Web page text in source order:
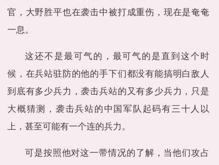
官，大野胜平也在袭击中被打成重伤，现在是奄奄
一息。
这还不是最可气的，最可气的是直到这个时
候，在兵站驻防的他的手下们都没有能搞明白敌人
到底有多少兵力，袭击兵站的又有多少兵力，只是
大概猜测，袭击兵站的中国军队起码有三十人以
上，甚至可能有一个连的兵力。
可是按照他对这一带情况的了解，当他们攻占